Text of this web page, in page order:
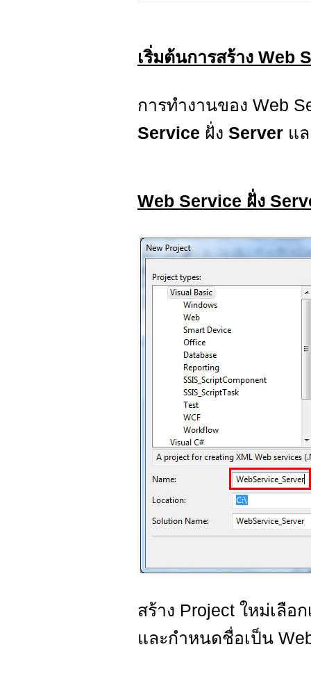
เริ่มต้นการสร้าง Web
การทำงานของ Web
Service ฝั่ง Server แ
Web Service ฝั่ง
สร้าง Project ใหม่เลือ
และกำหนดชื่อเป็น